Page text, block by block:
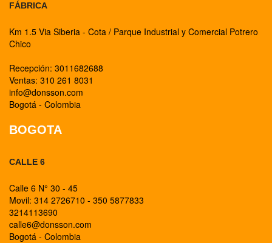
FÁBRICA
Km 1.5 Via Siberia - Cota / Parque Industrial y Comercial Potrero
Chico
Recepción: 3011682688
Ventas: 310 261 8031
info@donsson.com
Bogotá - Colombia
BOGOTA
CALLE 6
Calle 6 N° 30 - 45
Movil: 314 2726710 - 350 5877833
3214113690
calle6@donsson.com
Bogotá - Colombia